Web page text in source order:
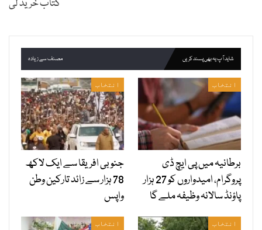
کتاب خرید لی
شاید آپ یہ بھی پسند کریں مصنف سے زیادہ
انتخاب
برطانیہ میں پی ایچ ڈی
پروگرام، امیدواروں کو 27 ہزار
پاؤنڈ سالانہ وظیفہ ملے گا
انتخاب
جنوبی افریقا سے ایک لاکھ
78 ہزار سے زائد تارکین وطن
واپس
انتخاب انتخاب